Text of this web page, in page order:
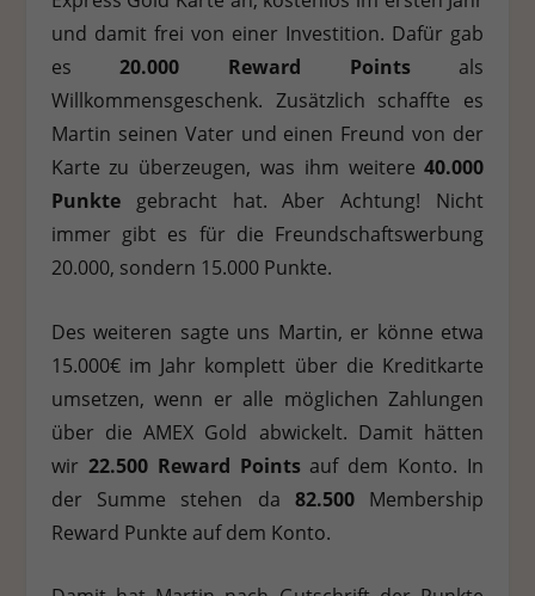
und damit frei von einer Investition. Dafür gab
es20.000 Reward Pointsals
Willkommensgeschenk. Zusätzlich schaffte es
Martin seinen Vater und einen Freund von der
Karte zu überzeugen, was ihm weitere40.000
Punktegebracht hat. Aber Achtung! Nicht
immer gibt es für die Freundschaftswerbung
20.000, sondern 15.000 Punkte.
Des weiteren sagte uns Martin, er könne etwa
15.000€ im Jahr komplett über die Kreditkarte
umsetzen, wenn er alle möglichen Zahlungen
über die AMEX Gold abwickelt. Damit hätten
wir 22.500 Reward Pointsauf dem Konto. In
der Summe stehen da 82.500 Membership
Reward Punkte auf dem Konto.